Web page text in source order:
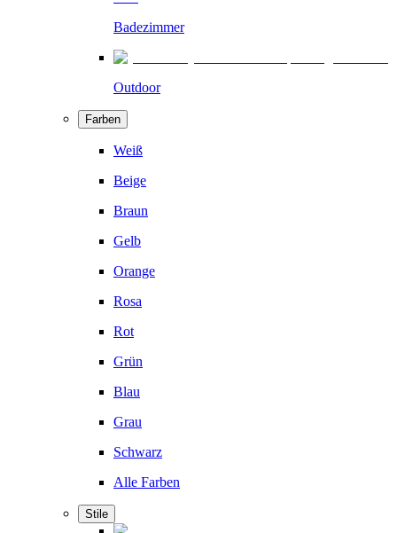
Badezimmer
Outdoor
Farben
Weiß
Beige
Braun
Gelb
Orange
Rosa
Rot
Grün
Blau
Grau
Schwarz
Alle Farben
Stile